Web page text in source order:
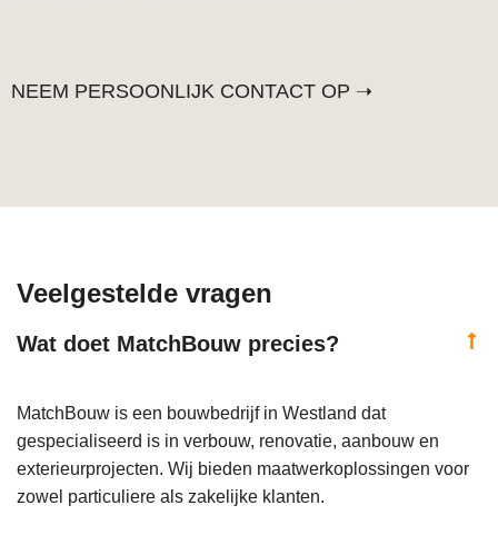
NEEM PERSOONLIJK CONTACT OP ➝
Veelgestelde vragen
Wat doet MatchBouw precies?
MatchBouw is een bouwbedrijf in Westland dat
gespecialiseerd is in verbouw, renovatie, aanbouw en
exterieurprojecten. Wij bieden maatwerkoplossingen voor
zowel particuliere als zakelijke klanten.